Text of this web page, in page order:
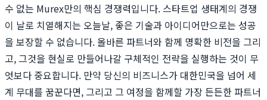
수 없는 Murex만의 핵심 경쟁력입니다. 스타트업 생태계의 경쟁
이 날로 치열해지는 오늘날, 좋은 기술과 아이디어만으로는 성공
을 보장할 수 없습니다. 올바른 파트너와 함께 명확한 비전을 그리
고, 그것을 현실로 만들어나갈 구체적인 전략을 실행하는 것이 무
엇보다 중요합니다. 만약 당신의 비즈니스가 대한민국을 넘어 세
계 무대를 꿈꾼다면, 그리고 그 여정을 함께할 가장 든든한 파트너